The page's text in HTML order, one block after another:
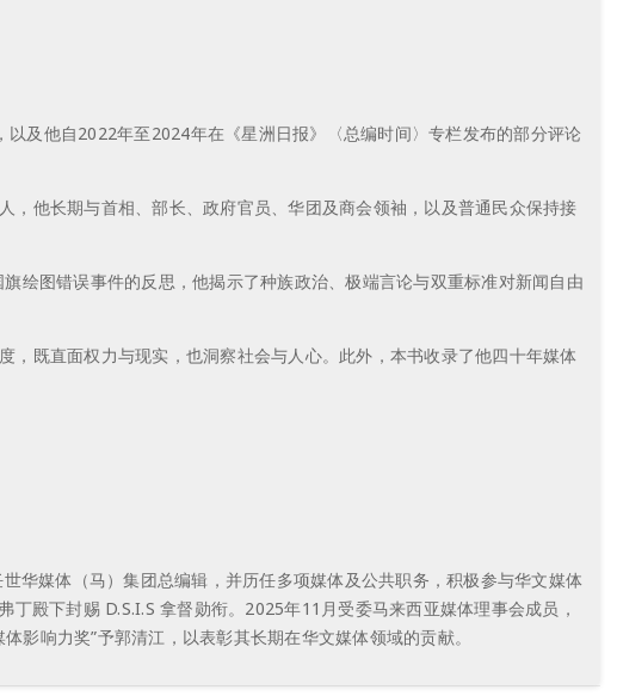
及他自2022年至2024年在《星洲日报》〈总编时间〉专栏发布的部分评论
他长期与首相、部长、政府官员、华团及商会领袖，以及普通民众保持接
绘图错误事件的反思，他揭示了种族政治、极端言论与双重标准对新闻自由
既直面权力与现实，也洞察社会与人心。此外，本书收录了他四十年媒体
华媒体（马）集团总编辑，并历任多项媒体及公共职务，积极参与华文媒体
殿下封赐 D.S.I.S 拿督勋衔。2025年11月受委马来西亚媒体理事会成员，
影响力奖”予郭清江，以表彰其长期在华文媒体领域的贡献。